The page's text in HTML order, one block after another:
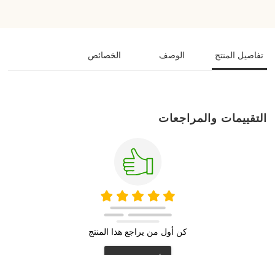
تفاصيل المنتج الوصف الخصائص
التقييمات والمراجعات
كن أول من يراجع هذا المنتج